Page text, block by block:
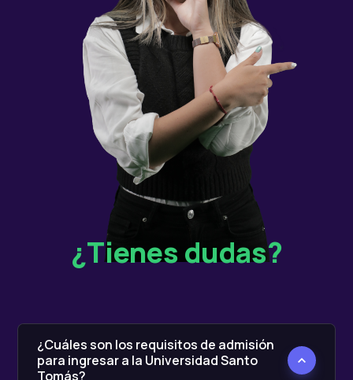
¿Tienes dudas?
¿Cuáles son los requisitos de admisión
para ingresar a la Universidad Santo
Tomás?